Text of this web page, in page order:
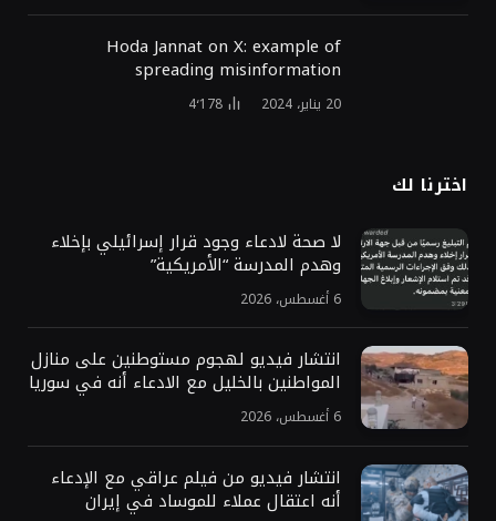
Hoda Jannat on X: example of
spreading misinformation
20 يناير، 2024 4٬178
اخترنا لك
لا صحة لادعاء وجود قرار إسرائيلي بإخلاء
وهدم المدرسة “الأمريكية”
6 أغسطس، 2026
انتشار فيديو لهجوم مستوطنين على منازل
المواطنين بالخليل مع الادعاء أنه في سوريا
6 أغسطس، 2026
انتشار فيديو من فيلم عراقي مع الإدعاء
أنه اعتقال عملاء للموساد في إيران